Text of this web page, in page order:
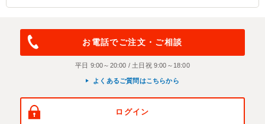
お電話でご注文・ご相談
平日 9:00～20:00 / 土日祝 9:00～18:00
よくあるご質問はこちらから
ログイン